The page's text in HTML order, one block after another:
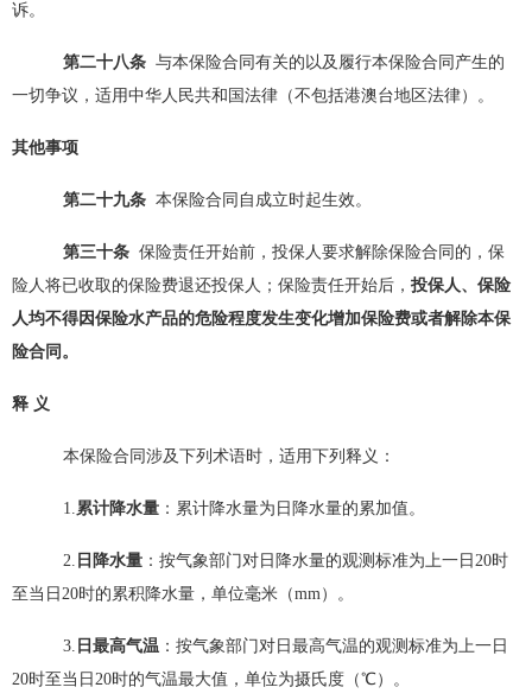
诉。
第二十八条 与本保险合同有关的以及履行本保险合同产生的
一切争议，适用中华人民共和国法律（不包括港澳台地区法律）。
其他事项
第二十九条 本保险合同自成立时起生效。
第三十条 保险责任开始前，投保人要求解除保险合同的，保
险人将已收取的保险费退还投保人；保险责任开始后， 投保人、保险
人均不得因保险水产品的危险程度发生变化增加保险费或者解除本保
险合同。
释 义
本保险合同涉及下列术语时，适用下列释义：
1.累计降水量：累计降水量为日降水量的累加值。
2. 日降水量： 按气象部门对日降水量的观测标准为上一日 20时
至当日20时的累积降水量，单位毫米（mm）。
3. 日最高气温： 按气象部门对日最高气温的观测标准为上一日
20时至当日20时的气温最大值，单位为摄氏度（℃）。